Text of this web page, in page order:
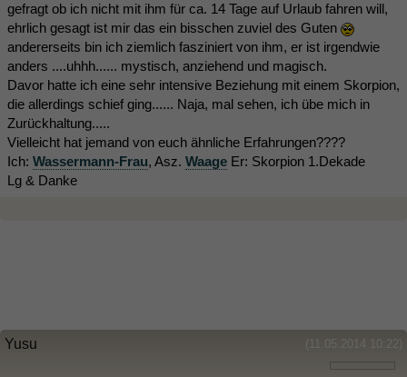
gefragt ob ich nicht mit ihm für ca. 14 Tage auf Urlaub fahren will,
ehrlich gesagt ist mir das ein bisschen zuviel des Guten
andererseits bin ich ziemlich fasziniert von ihm, er ist irgendwie
anders ....uhhh...... mystisch, anziehend und magisch.
Davor hatte ich eine sehr intensive Beziehung mit einem Skorpion,
die allerdings schief ging...... Naja, mal sehen, ich übe mich in
Zurückhaltung.....
Vielleicht hat jemand von euch ähnliche Erfahrungen????
Ich: Wassermann-Frau, Asz. Waage Er: Skorpion 1.Dekade
Lg & Danke
(11.05.2014 10:22)
Yusu